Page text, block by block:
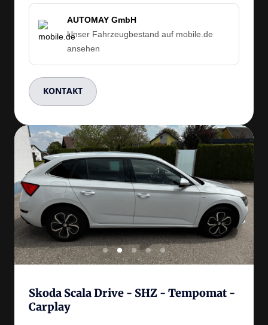
AUTOMAY GmbH
Unser Fahrzeugbestand auf mobile.de
ansehen
KONTAKT
Slide 3 of 5
Skoda Scala Drive - SHZ - Tempomat -
Carplay